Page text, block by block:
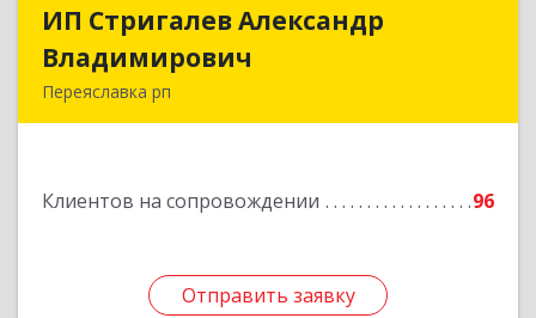
ИП Стригалев Александр
Владимирович
Переяславка рп
Клиентов на сопровождении 96
Отправить заявку
ИП Стригалев Александр
Подробнее
Отправить заявку